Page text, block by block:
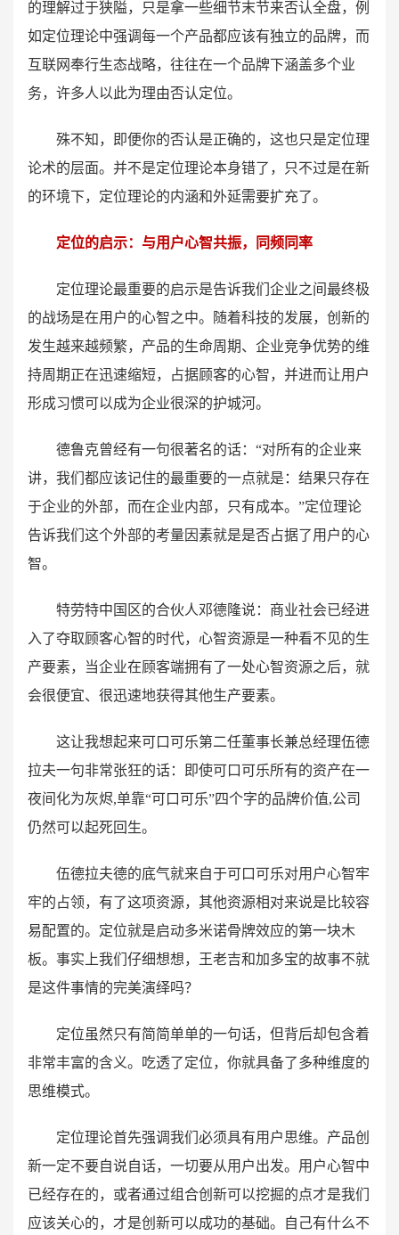
的理解过于狭隘，只是拿一些细节末节来否认全盘，例
如定位理论中强调每一个产品都应该有独立的品牌，而
互联网奉行生态战略，往往在一个品牌下涵盖多个业
务，许多人以此为理由否认定位。
殊不知，即便你的否认是正确的，这也只是定位理
论术的层面。并不是定位理论本身错了，只不过是在新
的环境下，定位理论的内涵和外延需要扩充了。
定位的启示：与用户心智共振，同频同率
定位理论最重要的启示是告诉我们企业之间最终极
的战场是在用户的心智之中。随着科技的发展，创新的
发生越来越频繁，产品的生命周期、企业竞争优势的维
持周期正在迅速缩短，占据顾客的心智，并进而让用户
形成习惯可以成为企业很深的护城河。
德鲁克曾经有一句很著名的话：“对所有的企业来
讲，我们都应该记住的最重要的一点就是：结果只存在
于企业的外部，而在企业内部，只有成本。”定位理论
告诉我们这个外部的考量因素就是是否占据了用户的心
智。
特劳特中国区的合伙人邓德隆说：商业社会已经进
入了夺取顾客心智的时代，心智资源是一种看不见的生
产要素，当企业在顾客端拥有了一处心智资源之后，就
会很便宜、很迅速地获得其他生产要素。
这让我想起来可口可乐第二任董事长兼总经理伍德
拉夫一句非常张狂的话：即使可口可乐所有的资产在一
夜间化为灰烬,单靠“可口可乐”四个字的品牌价值,公司
仍然可以起死回生。
伍德拉夫德的底气就来自于可口可乐对用户心智牢
牢的占领，有了这项资源，其他资源相对来说是比较容
易配置的。定位就是启动多米诺骨牌效应的第一块木
板。事实上我们仔细想想，王老吉和加多宝的故事不就
是这件事情的完美演绎吗？
定位虽然只有简简单单的一句话，但背后却包含着
非常丰富的含义。吃透了定位，你就具备了多种维度的
思维模式。
定位理论首先强调我们必须具有用户思维。产品创
新一定不要自说自话，一切要从用户出发。用户心智中
已经存在的，或者通过组合创新可以挖掘的点才是我们
应该关心的，才是创新可以成功的基础。自己有什么不